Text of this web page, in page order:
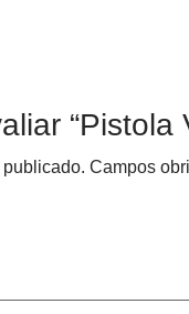
“Pistola
Campos